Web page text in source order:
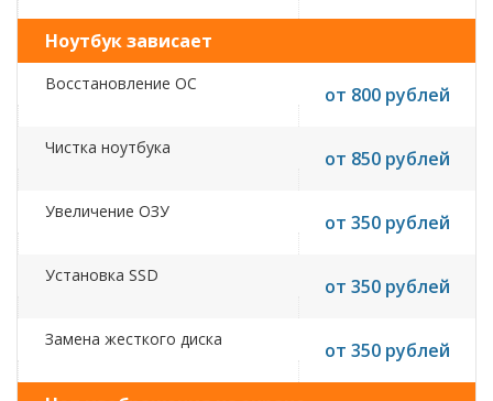
Ноутбук зависает
Восстановление ОС от 800 рублей
Чистка ноутбука от 850 рублей
Увеличение ОЗУ от 350 рублей
Установка SSD от 350 рублей
Замена жесткого диска от 350 рублей